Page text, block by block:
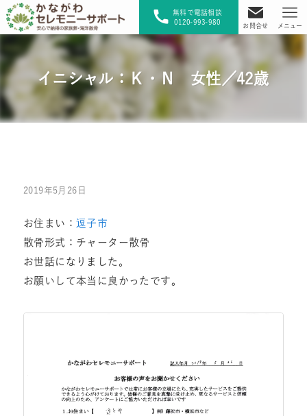
無料で電話相談
0120-993-980
お問合せ メニュー
イニシャル：Ｋ・Ｎ 女性／42歳
2019年5月26日
お住まい： 逗子市
散骨形式：チャーター散骨
お世話になりました。
お願いして本当に良かったです。